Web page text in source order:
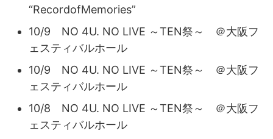
“RecordofMemories”
10/9 NO 4U. NO LIVE ～TEN祭～ ＠大阪フ
ェスティバルホール
10/9 NO 4U. NO LIVE ～TEN祭～ ＠大阪フ
ェスティバルホール
10/8 NO 4U. NO LIVE ～TEN祭～ ＠大阪フ
ェスティバルホール